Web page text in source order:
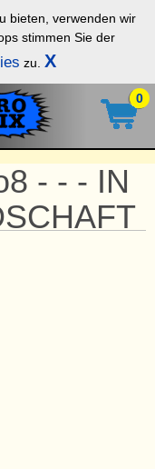
bieten, verwenden wir
stimmen Sie der
zu. X
0
- - - IN